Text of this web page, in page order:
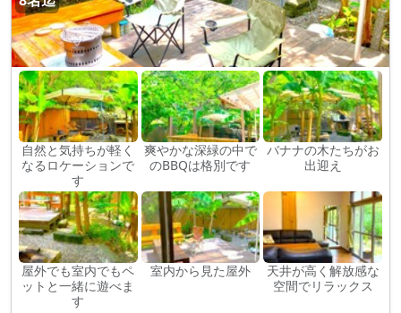
自然と気持ちが軽く
なるロケーションで
す
爽やかな深緑の中で
のBBQは格別です
バナナの木たちがお
出迎え
屋外でも室内でもペ
ットと一緒に遊べま
す
室内から見た屋外
天井が高く解放感な
空間でリラックス